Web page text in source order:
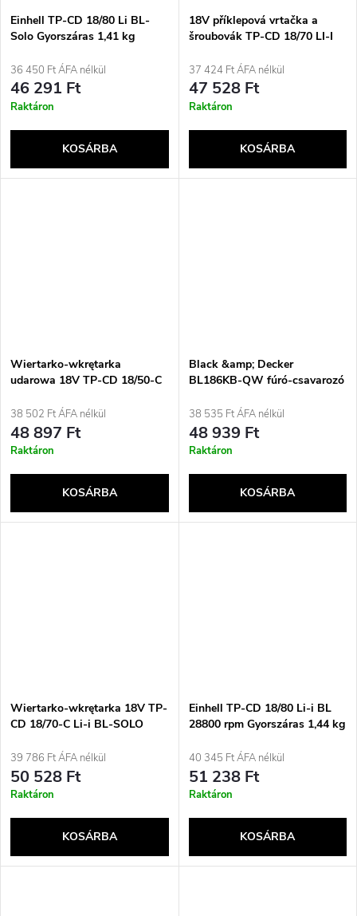
Einhell TP-CD 18/80 Li BL-
Solo Gyorszáras 1,41 kg
36 450 Ft ÁFA nélkül
46 291 Ft
Raktáron
KOSÁRBA
18V příklepová vrtačka a
šroubovák TP-CD 18/70 LI-I
37 424 Ft ÁFA nélkül
47 528 Ft
Raktáron
KOSÁRBA
Wiertarko-wkrętarka
udarowa 18V TP-CD 18/50-C
EINHELL
38 502 Ft ÁFA nélkül
48 897 Ft
Raktáron
KOSÁRBA
Black &amp; Decker
BL186KB-QW fúró-csavarozó
38 535 Ft ÁFA nélkül
48 939 Ft
Raktáron
KOSÁRBA
Wiertarko-wkrętarka 18V TP-
CD 18/70-C Li-i BL-SOLO
39 786 Ft ÁFA nélkül
50 528 Ft
Raktáron
KOSÁRBA
Einhell TP-CD 18/80 Li-i BL
28800 rpm Gyorszáras 1,44 kg
40 345 Ft ÁFA nélkül
51 238 Ft
Raktáron
KOSÁRBA